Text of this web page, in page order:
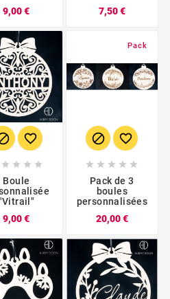
9,00 €Prix
7,50 €Prix

   
Boule
9,00 €Prix
Pack
 
    
Pack de 3
boules
personnalisées
20,00 €Prix